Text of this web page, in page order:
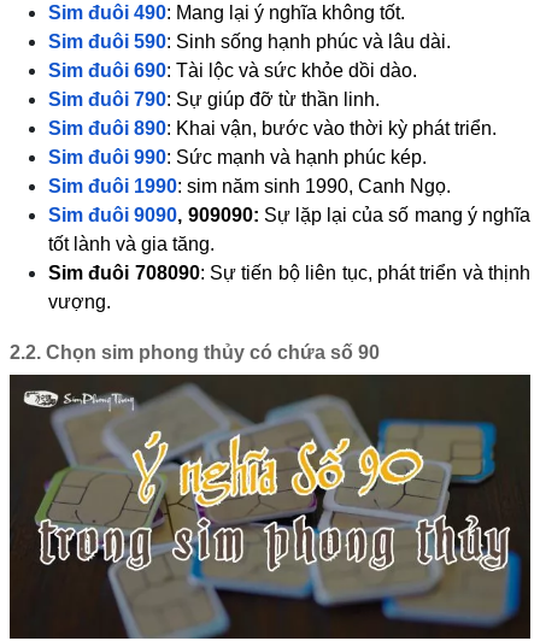
Sim đuôi 490: Mang lại ý nghĩa không tốt.
Sim đuôi 590: Sinh sống hạnh phúc và lâu dài.
Sim đuôi 690: Tài lộc và sức khỏe dồi dào.
Sim đuôi 790: Sự giúp đỡ từ thần linh.
Sim đuôi 890: Khai vận, bước vào thời kỳ phát triển.
Sim đuôi 990: Sức mạnh và hạnh phúc kép.
Sim đuôi 1990: sim năm sinh 1990, Canh Ngọ.
Sim đuôi 9090, 909090: Sự lặp lại của số mang ý nghĩa
tốt lành và gia tăng.
Sim đuôi 708090: Sự tiến bộ liên tục, phát triển và thịnh
vượng.
2.2. Chọn sim phong thủy có chứa số 90